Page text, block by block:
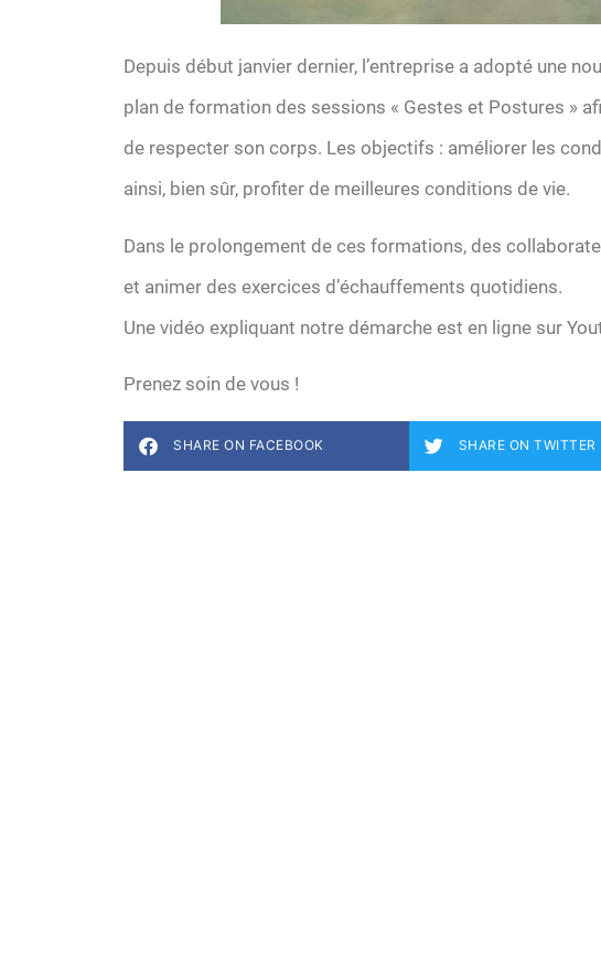
Depuis début janvier dernier, l’entreprise a adopté une
plan de formation des sessions « Gestes et Postures »
de respecter son corps. Les objectifs : améliorer les
ainsi, bien sûr, profiter de meilleures conditions de vie.
Dans le prolongement de ces formations, des
et animer des exercices d’échauffements quotidiens.
Une vidéo expliquant notre démarche est en ligne sur
Prenez soin de vous !
SHARE ON FACEBOOK SHARE ON TWITTER